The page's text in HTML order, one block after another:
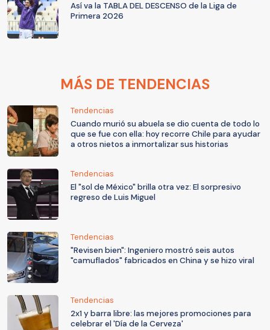
Así va la TABLA DEL DESCENSO de la Liga de
Primera 2026
MÁS DE TENDENCIAS
Tendencias
Cuando murió su abuela se dio cuenta de todo lo
que se fue con ella: hoy recorre Chile para ayudar
a otros nietos a inmortalizar sus historias
Tendencias
El "sol de México" brilla otra vez: El sorpresivo
regreso de Luis Miguel
Tendencias
"Revisen bien": Ingeniero mostró seis autos
"camuflados" fabricados en China y se hizo viral
Tendencias
2x1 y barra libre: las mejores promociones para
celebrar el 'Día de la Cerveza'